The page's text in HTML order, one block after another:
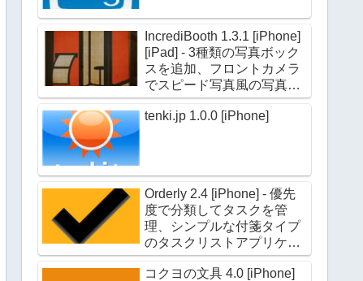
IncrediBooth 1.3.1 [iPhone]
[iPad] - 3種類の写真ボック
スを追加、フロントカメラ
でスピード写真風の写真を
撮影できる
tenki.jp 1.0.0 [iPhone]
Orderly 2.4 [iPhone] - 優先
度で分類してタスクを管
理、シンプルな付箋タイプ
のタスクリストアプリケー
ション
コクヨの文具 4.0 [iPhone]